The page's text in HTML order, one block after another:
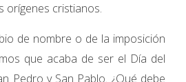
orígenes cristianos.
de nombre o de la imposición
que acaba de ser el Día del
Pedro y San Pablo. ¿Qué debe